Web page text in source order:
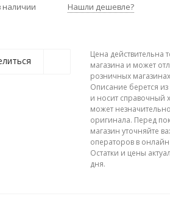
наличии Нашли дешевле?
Цена действительна
магазина и может
розничных
Описание берется
и носит справочный
может
оригинала. Перед
магазин уточняйте
операторов в
Остатки и цены
дня.